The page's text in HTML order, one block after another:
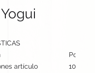
Polar
artículo
100